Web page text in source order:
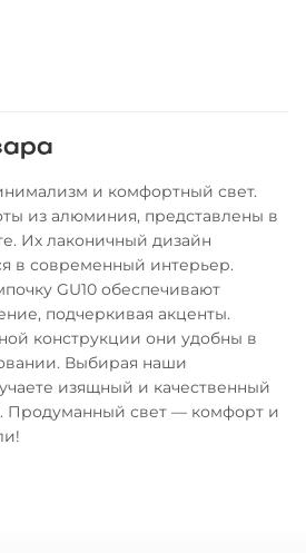
и комфортный свет.
из алюминия, представлены в
Их лаконичный дизайн
в современный интерьер.
GU10 обеспечивают
подчеркивая акценты.
конструкции они удобны в
Выбирая наши
изящный и качественный
Продуманный свет — комфорт и